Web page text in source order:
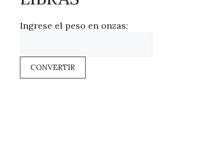
Ingrese el peso en onzas:
CONVERTIR